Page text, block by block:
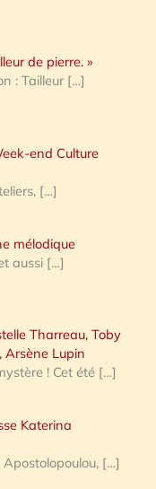
de pierre. »
: Tailleur […]
end Culture
[…]
mélodique
aussi […]
Tharreau, Toby
Arsène Lupin
! Cet été […]
Katerina
[…]